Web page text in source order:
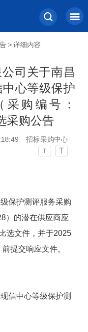
> 详细内容
司关于南昌
心等级保护
购编号：
采购公告
招标采购中心
T T
保护测评服务采购
）的潜在供应商应
选文件，并于2025
提交响应文件。
信中心等级保护测